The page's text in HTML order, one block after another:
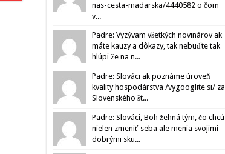
nas-cesta-madarska/4440582 o čom
v...
Padre: Vyzývam všetkých novinárov ak
máte kauzy a dôkazy, tak nebuďte tak
hlúpi že na n...
Padre: Slováci ak poznáme úroveň
kvality hospodárstva /vygooglite si/ za
Slovenského št...
Padre: Slováci, Boh žehná tým, čo chcú
nielen zmeniť seba ale menia svojimi
dobrými sku...